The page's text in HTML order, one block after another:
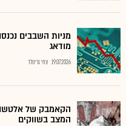
מניות השבבים
מודאג
19.07.2026 צחי גרינולד
המצב בשווקים